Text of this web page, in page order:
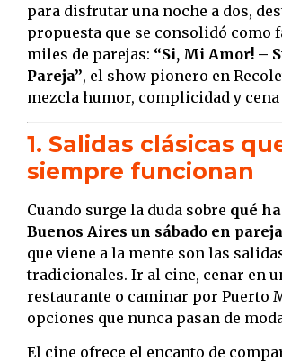
para disfrutar una noche a dos,
propuesta que se consolidó como
miles de parejas: “Si, Mi Amor! –
Pareja”, el show pionero en
mezcla humor, complicidad y cena
1. Salidas clásicas
siempre funcionan
Cuando surge la duda sobre qué
Buenos Aires un sábado en pareja
que viene a la mente son las
tradicionales. Ir al cine, cenar en
restaurante o caminar por Puerto
opciones que nunca pasan de
El cine ofrece el encanto de